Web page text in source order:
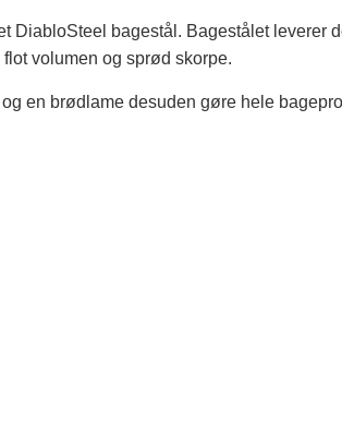
DiabloSteel bagestål. Bagestålet
volumen og sprød skorpe.
en brødlame desuden gøre hele